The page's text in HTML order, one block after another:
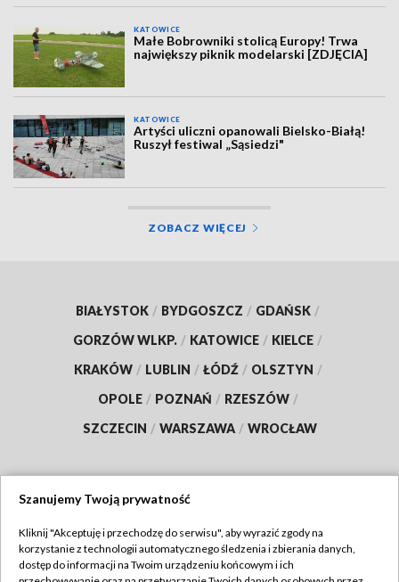
KATOWICE
Małe Bobrowniki stolicą Europy! Trwa
największy piknik modelarski [ZDJĘCIA]
KATOWICE
Artyści uliczni opanowali Bielsko-Białą!
Ruszył festiwal „Sąsiedzi"
ZOBACZ WIĘCEJ
BIAŁYSTOK / BYDGOSZCZ / GDAŃSK /
GORZÓW WLKP. / KATOWICE / KIELCE /
KRAKÓW / LUBLIN / ŁÓDŹ / OLSZTYN /
OPOLE / POZNAŃ / RZESZÓW /
SZCZECIN / WARSZAWA / WROCŁAW
TVP
Szanujemy Twoją prywatność
Kliknij "Akceptuję i przechodzę do serwisu", aby wyrazić zgody na
korzystanie z technologii automatycznego śledzenia i zbierania danych,
dostęp do informacji na Twoim urządzeniu końcowym i ich